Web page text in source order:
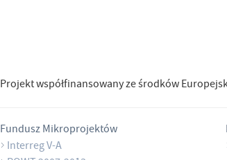
Projekt współfinansowany ze środków
Fundusz Mikroprojektów
Interreg V-A